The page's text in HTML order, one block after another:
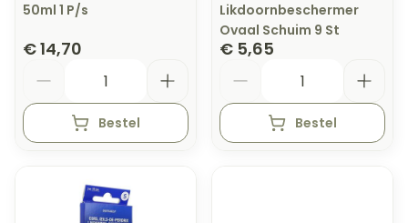
50ml 1 P/s
€ 14,70
Bestel
Likdoornbeschermer
Ovaal Schuim 9 St
€ 5,65
Bestel